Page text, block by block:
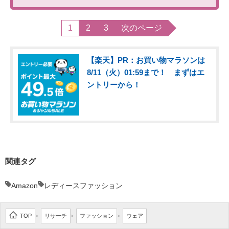
1 2 3 次のページ
【楽天】PR：お買い物マラソンは
8/11（火）01:59まで！ まずはエ
ントリーから！
関連タグ
Amazon レディースファッション
TOP > リサーチ > ファッション > ウェア